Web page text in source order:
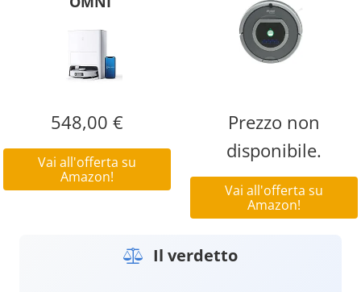
548,00 €
Vai all'offerta su
Amazon!
Prezzo non
disponibile.
Vai all'offerta su
Amazon!
Il verdetto